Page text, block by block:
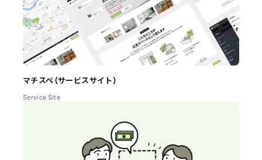
マチスペ（サービスサイト）
Service Site